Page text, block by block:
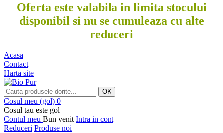
Oferta este valabila in limita stocului
disponibil si nu se cumuleaza cu alte
reduceri
Acasa
Contact
Harta site
OK
Cosul meu (gol) 0
Cosul tau este gol
Contul meu Bun venit Intra in cont
Reduceri Produse noi